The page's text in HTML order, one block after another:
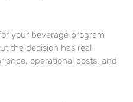
your beverage program
the decision has real
operational costs, and